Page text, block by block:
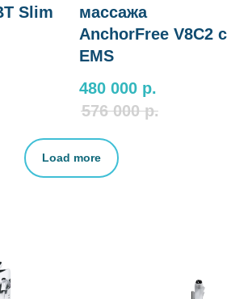
Slim
массажа
AnchorFree V8C2 c
EMS
480 000 р.
576 000 р.
Load more